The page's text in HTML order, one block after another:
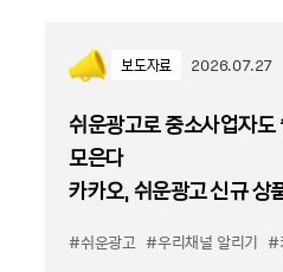
보도자료 2026.07.27
쉬운광고로 중소사업자도
모은다
카카오, 쉬운광고 신규 상
#쉬운광고 #우리채널 알리기 #